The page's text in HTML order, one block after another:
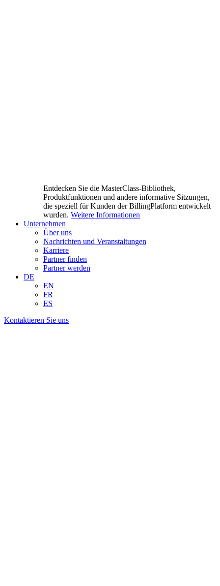
Entdecken Sie die MasterClass-Bibliothek,
Produktfunktionen und andere informative Sitzungen,
die speziell für Kunden der BillingPlatform entwickelt
wurden. Weitere Informationen
Unternehmen
Über uns
Nachrichten und Veranstaltungen
Karriere
Partner finden
Partner werden
DE
EN
FR
ES
Kontaktieren Sie uns